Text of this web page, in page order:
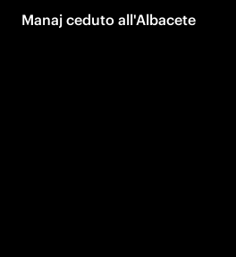
Manaj ceduto all'Albacete